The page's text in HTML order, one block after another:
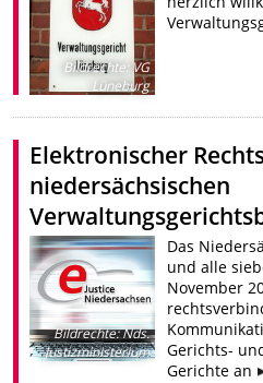
Bildrechte: VG
Lüneburg
Elektronischer
niedersächsischen
Bildrechte:Nds.
Justizministerium
Das
und alle
November
Gerichts-
Gerichte an